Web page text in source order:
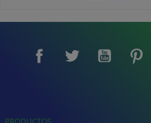
Facebook Twitter YouTube